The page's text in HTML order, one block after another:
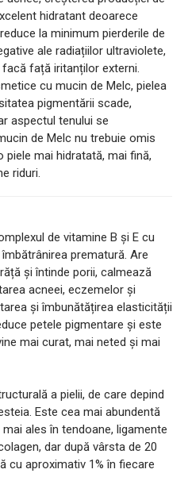
hidratant deoarece
la minimum pierderile de
ale radiațiilor ultraviolete,
față iritanților externi.
cu mucin de Melc, pielea
pigmentării scade,
aspectul tenului se
de Melc nu trebuie omis
mai hidratată, mai fină,
riduri.
de vitamine B și E cu
prematură. Are
și întinde porii, calmează
acneei, eczemelor și
și îmbunătățirea elasticității
petele pigmentare și este
mai curat, mai neted și mai
a pielii, de care depind
Este cea mai abundentă
ales în tendoane, ligamente
dar după vârsta de 20
cu aproximativ 1% în fiecare